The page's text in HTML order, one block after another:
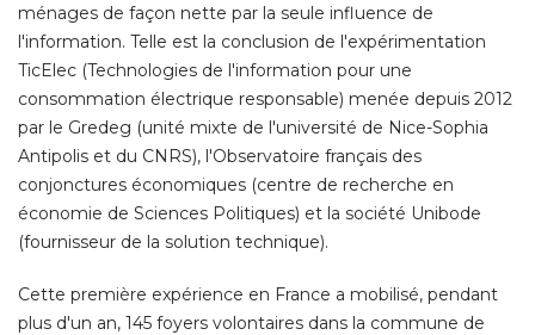
ménages de façon nette par la seule influence de
l'information. Telle est la conclusion de l'expérimentation
TicElec (Technologies de l'information pour une
consommation électrique responsable) menée depuis 2012
par le Gredeg (unité mixte de l'université de Nice-Sophia
Antipolis et du CNRS), l'Observatoire français des
conjonctures économiques (centre de recherche en
économie de Sciences Politiques) et la société Unibode
(fournisseur de la solution technique).
Cette première expérience en France a mobilisé, pendant
plus d'un an, 145 foyers volontaires dans la commune de